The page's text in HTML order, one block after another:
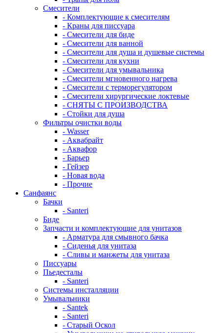
Смесители
- Комплектующие к смесителям
- Краны для писсуара
- Смесители для биде
- Смесители для ванной
- Смесители для душа и душевые системы
- Смесители для кухни
- Смесители для умывальника
- Смесители мгновенного нагрева
- Смесители с терморегулятором
- Смесители хирургические локтевые
- СНЯТЫ С ПРОИЗВОДСТВА
- Стойки для душа
Фильтры очистки воды
- Wasser
- Аквабрайт
- Аквафор
- Барьер
- Гейзер
- Новая вода
- Прочие
Санфаянс
Бачки
- Santeri
Биде
Запчасти и комплектующие для унитазов
- Арматура для смывного бачка
- Сиденья для унитаза
- Сливы и манжеты для унитаза
Писсуары
Пьедесталы
- Santeri
Системы инсталляции
Умывальники
- Santek
- Santeri
- Старый Оскол